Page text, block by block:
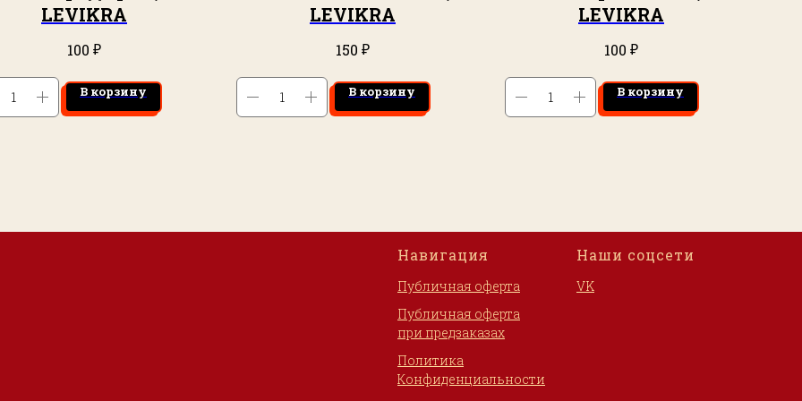
LEVIKRA
100 ₽
В корзину
LEVIKRA
150 ₽
В корзину
LEVIKRA
100 ₽
В корзину
Навигация
Публичная оферта
Публичная оферта
при предзаказах
Политика
Конфиденциальности
Наши соцсети
VK